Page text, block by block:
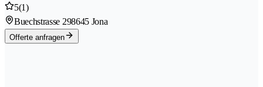
5(1)
Buechstrasse 298645 Jona
Offerte anfragen